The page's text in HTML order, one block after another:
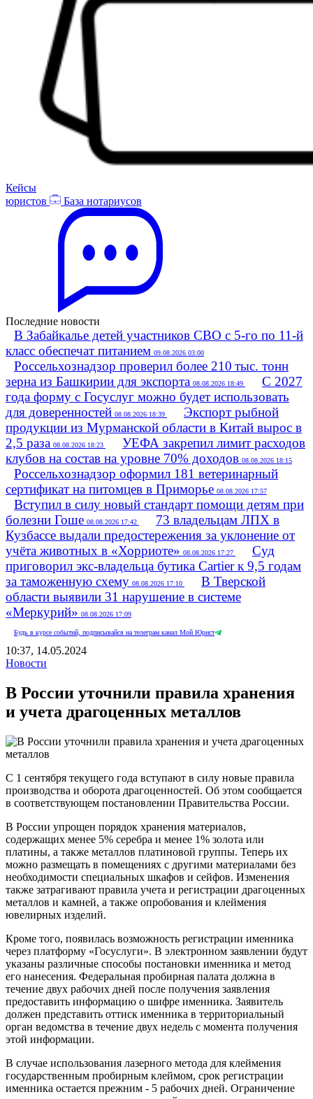
Кейсы
юристов
База нотариусов
Последние новости
В Забайкалье детей участников СВО с 5-го по 11-й
класс обеспечат питанием 09.08.2026 03:00
Россельхознадзор проверил более 210 тыс. тонн
зерна из Башкирии для экспорта 08.08.2026 18:49
С 2027
года форму с Госуслуг можно будет использовать
для доверенностей 08.08.2026 18:39
Экспорт рыбной
продукции из Мурманской области в Китай вырос в
2,5 раза 08.08.2026 18:23
УЕФА закрепил лимит расходов
клубов на состав на уровне 70% доходов 08.08.2026 18:15
Россельхознадзор оформил 181 ветеринарный
сертификат на питомцев в Приморье 08.08.2026 17:57
Вступил в силу новый стандарт помощи детям при
болезни Гоше 08.08.2026 17:42
73 владельцам ЛПХ в
Кузбассе выдали предостережения за уклонение от
учёта животных в «Хорриоте» 08.08.2026 17:27
Суд
приговорил экс‑владельца бутика Cartier к 9,5 годам
за таможенную схему 08.08.2026 17:10
В Тверской
области выявили 31 нарушение в системе
«Меркурий» 08.08.2026 17:09
Будь в курсе событий, подписывайся на телеграм канал Мой Юрист
10:37, 14.05.2024
Новости
В России уточнили правила хранения
и учета драгоценных металлов
С 1 сентября текущего года вступают в силу новые правила
производства и оборота драгоценностей. Об этом сообщается
в соответствующем постановлении Правительства России.
В России упрощен порядок хранения материалов,
содержащих менее 5% серебра и менее 1% золота или
платины, а также металлов платиновой группы. Теперь их
можно размещать в помещениях с другими материалами без
необходимости специальных шкафов и сейфов. Изменения
также затрагивают правила учета и регистрации драгоценных
металлов и камней, а также опробования и клеймения
ювелирных изделий.
Кроме того, появилась возможность регистрации именника
через платформу «Госуслуги». В электронном заявлении будут
указаны различные способы постановки именника и метод
его нанесения. Федеральная пробирная палата должна в
течение двух рабочих дней после получения заявления
предоставить информацию о шифре именника. Заявитель
должен представить оттиск именника в территориальный
орган ведомства в течение двух недель с момента получения
этой информации.
В случае использования лазерного метода для клеймения
государственным пробирным клеймом, срок регистрации
именника остается прежним - 5 рабочих дней. Ограничение